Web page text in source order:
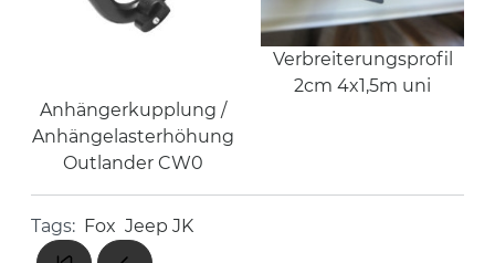
Anhängerkupplung /
Anhängelasterhöhung
Outlander CW0
Verbreiterungsprofil
2cm 4x1,5m uni
Tags: Fox Jeep JK